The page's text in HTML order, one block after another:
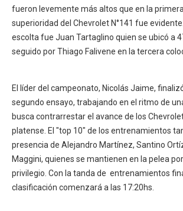
fueron levemente más altos que en la
superioridad del Chevrolet N°141 fue
escolta fue Juan Tartaglino quien se ubicó a
seguido por Thiago Falivene en la tercera
​El líder del campeonato, Nicolás Jaime,
segundo ensayo, trabajando en el ritmo de
busca contrarrestar el avance de los
platense. El "top 10" de los entrenamientos
presencia de Alejandro Martínez, Santino
Maggini, quienes se mantienen en la pelea
privilegio. Con la tanda de entrenamientos
clasificación comenzará a las 17:20hs.